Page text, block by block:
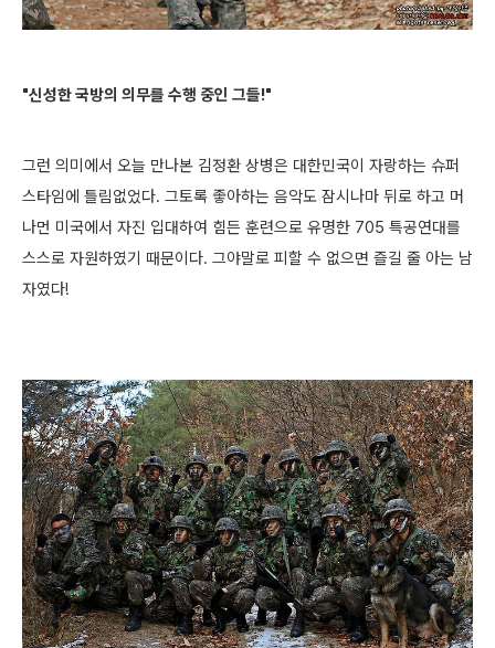
"신성한 국방의 의무를 수행 중인 그들!"
그런 의미에서 오늘 만나본 김정환 상병은 대한민국이 자랑하는 슈퍼
스타임에 틀림없었다. 그토록 좋아하는 음악도 잠시나마 뒤로 하고 머
나먼 미국에서 자진 입대하여 힘든 훈련으로 유명한 705 특공연대를
스스로 자원하였기 때문이다. 그야말로 피할 수 없으면 즐길 줄 아는 남
자였다!